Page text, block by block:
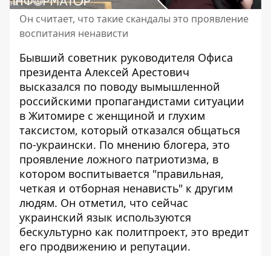
Он считает, что такие скандалы это проявление
воспитания ненависти
Бывший советник руководителя Офиса
президента Алексей Арестович
высказался по поводу вымышленной
российскими пропагандистами ситуации
в Житомире с женщиной и глухим
таксистом, который отказался общаться
по-украински. По мнению блогера, это
проявление ложного патриотизма, в
котором воспитывается "правильная,
четкая и отборная ненависть" к другим
людям. Он отметил, что сейчас
украинский язык используются
бескультурно как политпроект, это вредит
его продвижению и репутации.